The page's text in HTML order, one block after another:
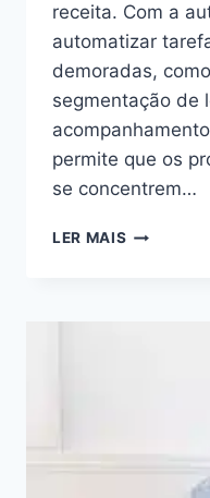
receita. Com a
automatizar
demoradas,
segmentação de
permite que os
se concentrem…
LER MAIS
RECEITA